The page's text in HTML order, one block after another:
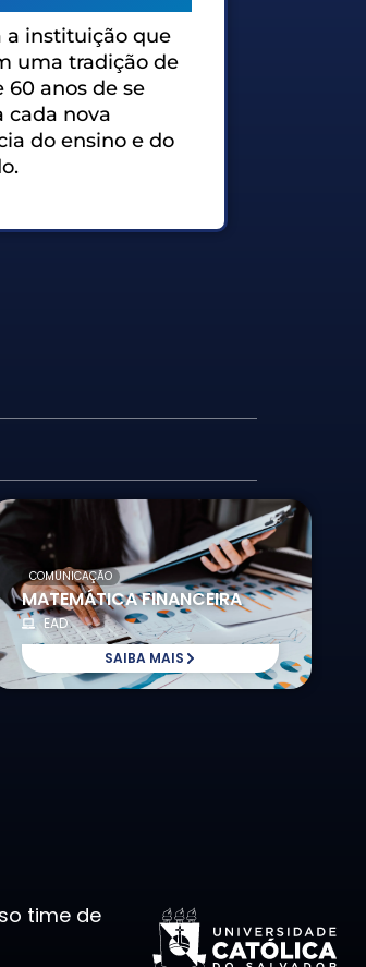
a instituição que
uma tradição de
60 anos de se
cada nova
do ensino e do
COMUNICAÇÃO
MATEMÁTICA FINANCEIRA
EAD
SAIBA MAIS
time de